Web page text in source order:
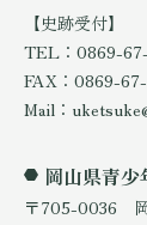
【史跡受付】
TEL：0869-
FAX：0869-
Mail：
岡山県青
〒705-0036